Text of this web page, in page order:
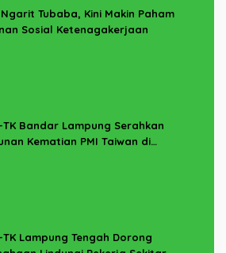
Tubaba, Kini Makin Paham
Sosial Ketenagakerjaan
TK Bandar Lampung Serahkan
Kematian PMI Taiwan di
TK Lampung Tengah Dorong